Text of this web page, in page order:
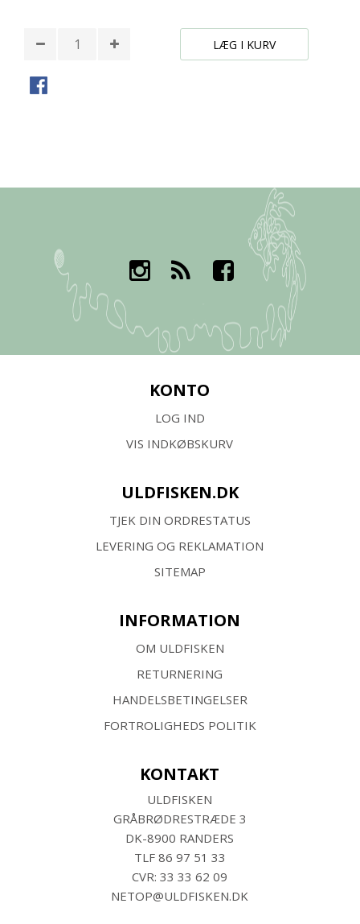
LÆG I KURV
KONTO
LOG IND
VIS INDKØBSKURV
ULDFISKEN.DK
TJEK DIN ORDRESTATUS
LEVERING OG REKLAMATION
SITEMAP
INFORMATION
OM ULDFISKEN
RETURNERING
HANDELSBETINGELSER
FORTROLIGHEDS POLITIK
KONTAKT
ULDFISKEN
GRÅBRØDRESTRÆDE 3
DK-8900 RANDERS
TLF 86 97 51 33
CVR: 33 33 62 09
NETOP@ULDFISKEN.DK